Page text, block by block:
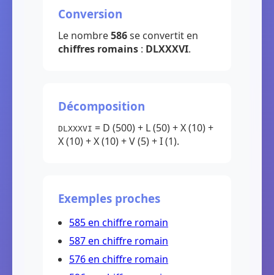
Conversion
Le nombre586se convertit en
chiffres romains : DLXXXVI.
Décomposition
DLXXXVI = D (500) + L (50) + X (10) +
X (10) + X (10) + V (5) + I (1).
Exemples proches
585 en chiffre romain
587 en chiffre romain
576 en chiffre romain